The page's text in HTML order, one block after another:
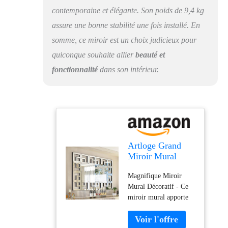
soucier de la rouille
- Grâce à sa grande
surface réfléchissante,
ce miroir long mural
vous tout en donnant
optimisera la lumière
naturelle de vos pièces
Garantie et Service
Après-Vente - En tant
professionnel de
miroirs de salle de
bains, nous
garantissons toujours la
qualité de nos produits
contemporaine et élégante. Son poids de 9,4 kg
assure une bonne stabilité une fois installé. En
somme, ce miroir est un choix judicieux pour
quiconque souhaite allier beauté et
fonctionnalitédans son intérieur.
Artloge Grand
Miroir Mural
Miroir Déco
Murale
Rectangulaire
100x70cm pour
Chambre - Miroir
Magnifique Miroir
Mural Décoratif - Ce
miroir mural apporte
vos pièces tout en